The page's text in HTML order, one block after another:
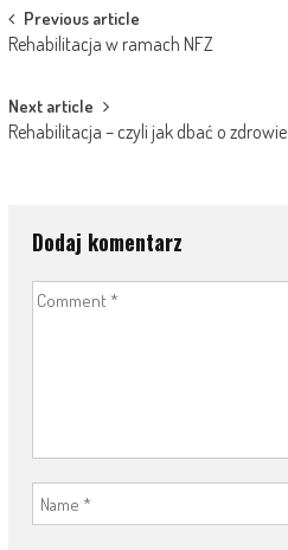
Post
navigation
Previous article
Rehabilitacja w ramach NFZ
Next article
Rehabilitacja – czyli jak dbać o zdrowie
Dodaj komentarz